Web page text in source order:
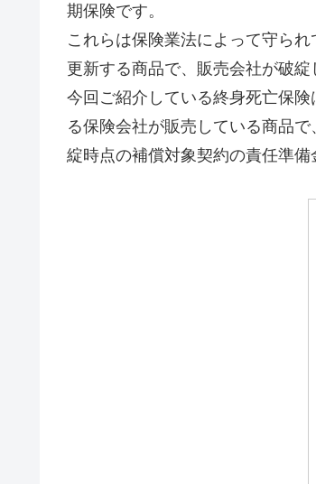
期保険です。
これらは保険業法によって守ら
更新する商品で、販売会社が破綻
今回ご紹介している終身死亡保
る保険会社が販売している商品
綻時点の補償対象契約の責任準備